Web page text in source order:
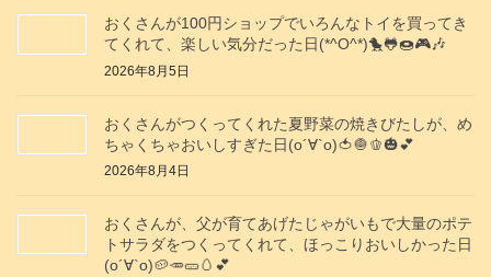
おくさんが100円ショップでいろんなトイを買ってき
てくれて、楽しい気分だった日(*^O^*)🐤🐸🍩🎮️🎶
2026年8月5日
おくさんがつくってくれた夏野菜の焼きびたしが、め
ちゃくちゃおいしすぎた日(о´∀`о)🍅🧅🫑🎃💕
2026年8月4日
おくさんが、父が育てあげたじゃがいもで大量のポテ
トサラダをつくってくれて、ほっこりおいしかった日
(о´∀`о)🥔🥕🥒🥚💕